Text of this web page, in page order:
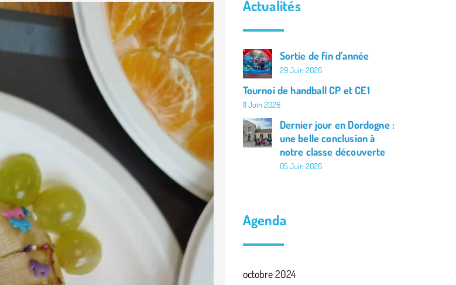
Règlement intérieur
L’actualité de l’APEL
Actualités
Sortie de fin d’année
29 Juin 2026
Tournoi de handball CP et CE1
11 Juin 2026
Dernier jour en Dordogne :
une belle conclusion à
notre classe découverte
05 Juin 2026
Agenda
octobre 2024